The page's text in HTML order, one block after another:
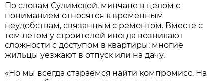
По словам Сулимской, минчане в целом с
пониманием относятся к временным
неудобствам, связанным с ремонтом. Вместе с
тем летом у строителей иногда возникают
сложности с доступом в квартиры: многие
жильцы уезжают в отпуск или на дачу.
«Но мы всегда стараемся найти компромисс. На